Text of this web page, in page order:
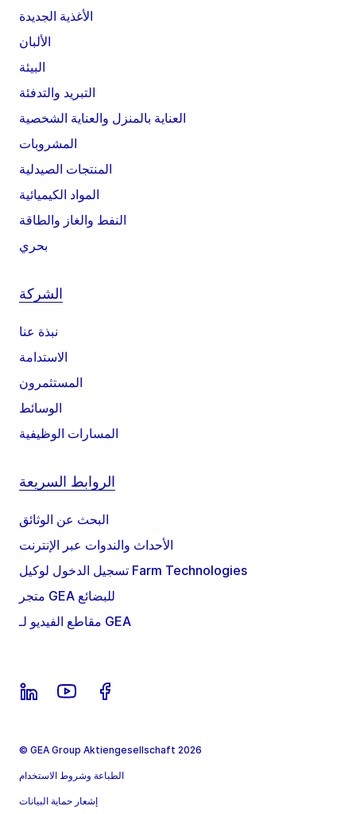
الأغذية الجديدة
الألبان
البيئة
التبريد والتدفئة
العناية بالمنزل والعناية الشخصية
المشروبات
المنتجات الصيدلية
المواد الكيميائية
النفط والغاز والطاقة
بحري
الشركة
نبذة عنا
الاستدامة
المستثمرون
الوسائط
المسارات الوظيفية
الروابط السريعة
البحث عن الوثائق
الأحداث والندوات عبر الإنترنت
تسجيل الدخول لوكيل Farm Technologies
متجر GEA للبضائع
مقاطع الفيديو لـ GEA
© GEA Group Aktiengesellschaft 2026
الطباعة وشروط الاستخدام
إشعار حماية البيانات